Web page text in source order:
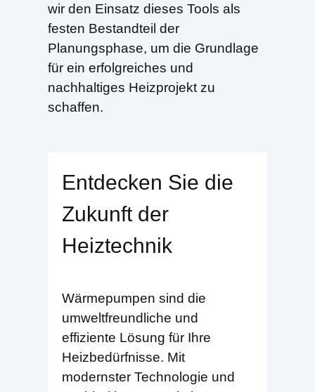
wir den Einsatz dieses Tools als
festen Bestandteil der
Planungsphase, um die Grundlage
für ein erfolgreiches und
nachhaltiges Heizprojekt zu
schaffen.
Entdecken Sie die
Zukunft der
Heiztechnik
Wärmepumpen sind die
umweltfreundliche und
effiziente Lösung für Ihre
Heizbedürfnisse. Mit
modernster Technologie und